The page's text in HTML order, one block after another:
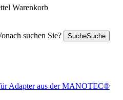
Warenkorb
suchen Sie?
SucheSuche
Adapter aus der MANOTEC®